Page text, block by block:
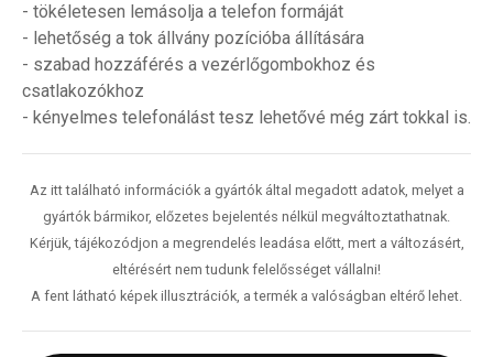
- tökéletesen lemásolja a telefon formáját
- lehetőség a tok állvány pozícióba állítására
- szabad hozzáférés a vezérlőgombokhoz és
csatlakozókhoz
- kényelmes telefonálást tesz lehetővé még zárt tokkal is.
Az itt található információk a gyártók által megadott adatok, melyet a
gyártók bármikor, előzetes bejelentés nélkül megváltoztathatnak.
Kérjük, tájékozódjon a megrendelés leadása előtt, mert a változásért,
eltérésért nem tudunk felelősséget vállalni!
A fent látható képek illusztrációk, a termék a valóságban eltérő lehet.